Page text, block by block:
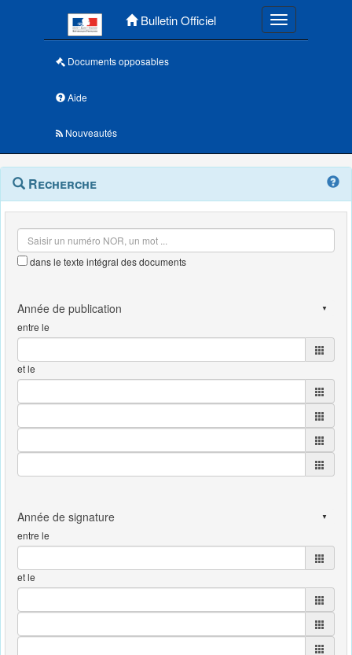
Bulletin Officiel Toggle
Documents opposables
Aide
Nouveautés
Navigation
outils
Menu
contextuel
Recherche
dans le texte intégral des documents
entre le
et le
entre le
et le